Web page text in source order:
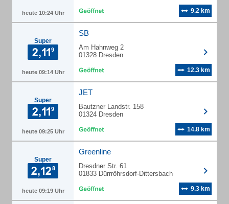
heute 10:24 Uhr 9.2 km
Super
heute 09:14 Uhr
SB
Am Hahnweg 2
01328 Dresden
12.3 km
Super
heute 09:25 Uhr
JET
Bautzner Landstr. 158
01324 Dresden
14.8 km
Super
heute 09:19 Uhr
Greenline
Dresdner Str. 61
01833 Dürrröhrsdorf-Dittersbach
9.3 km